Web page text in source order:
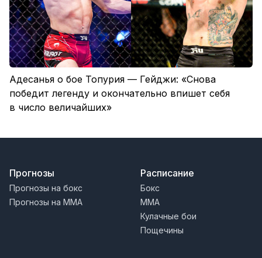
Адесанья о бое Топурия — Гейджи: «Снова
победит легенду и окончательно впишет себя
в число величайших»
Прогнозы
Прогнозы на бокс
Прогнозы на MMA
Расписание
Бокс
MMA
Кулачные бои
Пощечины